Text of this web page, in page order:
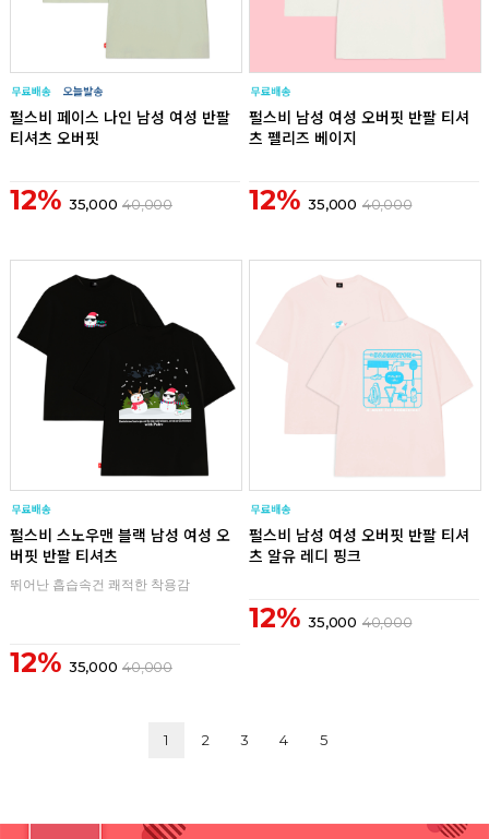
펄스비 페이스 나인 남성 여성 반팔
티셔츠 오버핏
12% 35,000 40,000
펄스비 남성 여성 오버핏 반팔 티셔
츠 펠리즈 베이지
12% 35,000 40,000
펄스비 스노우맨 블랙 남성 여성 오
버핏 반팔 티셔츠
뛰어난 흡습속건 쾌적한 착용감
12% 35,000 40,000
펄스비 남성 여성 오버핏 반팔 티셔
츠 알유 레디 핑크
12% 35,000 40,000
1 2 3 4 5